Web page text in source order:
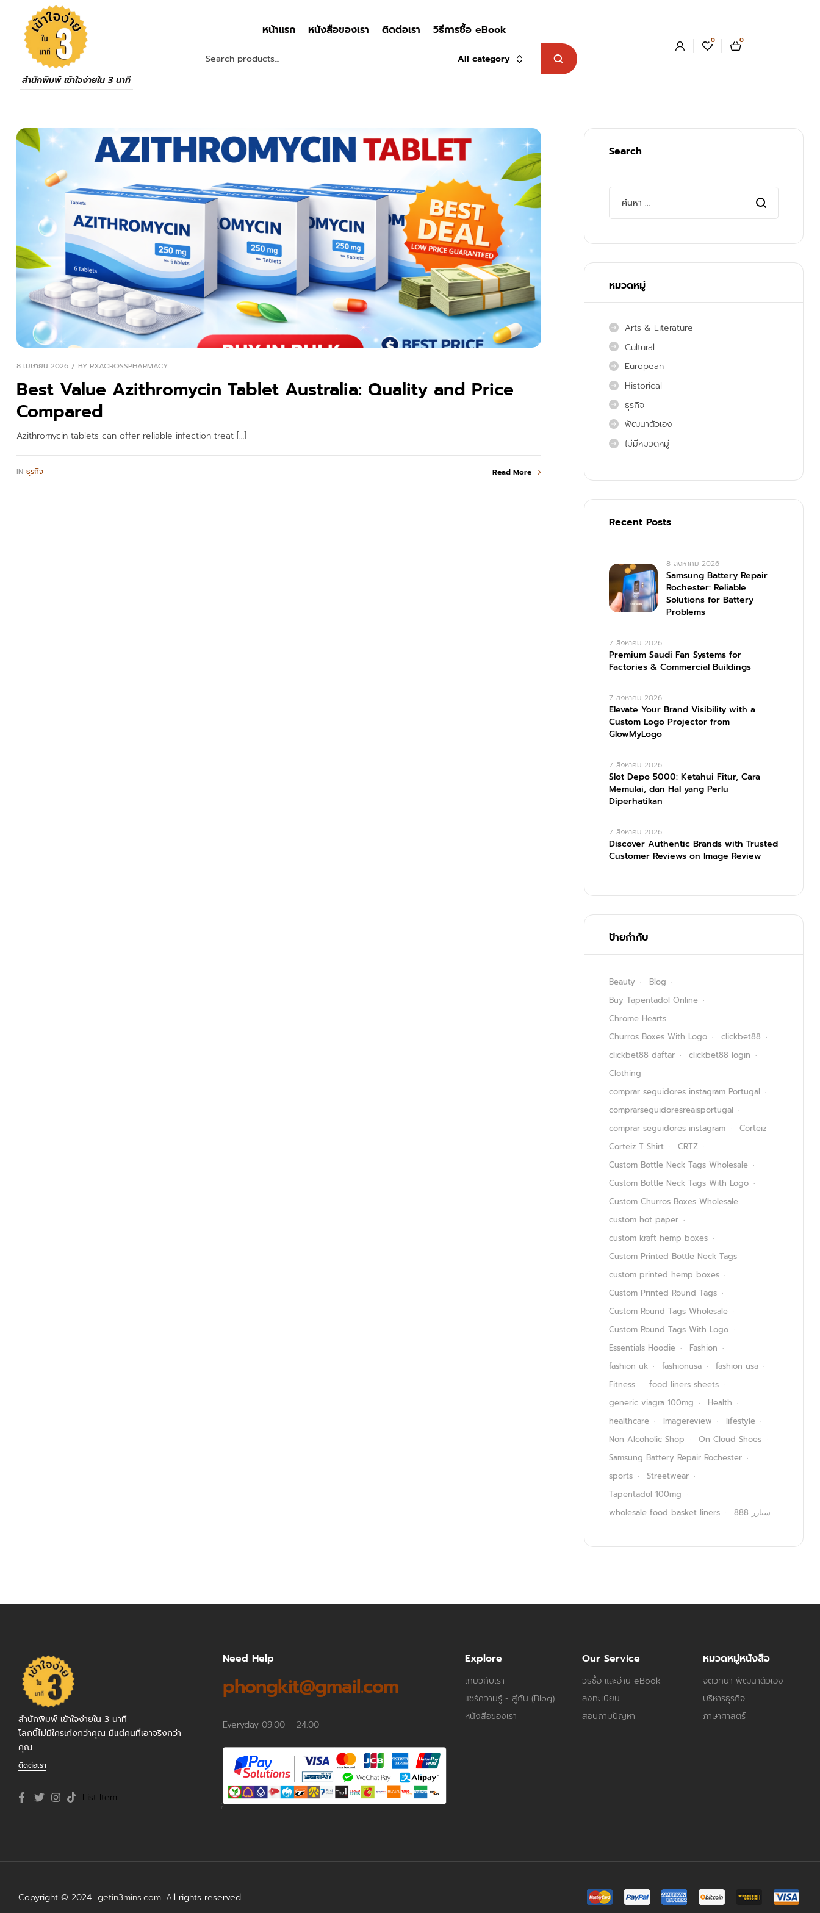
สำนักพิมพ์ เข้าใจง่ายใน 3 นาที
หน้าแรก หนังสือของเรา ติดต่อเรา วิธีการซื้อ eBook
All category
0 0
8 เมษายน 2026 BY RXACROSSPHARMACY
Best Value Azithromycin Tablet Australia: Quality and Price
Compared
Azithromycin tablets can offer reliable infection treat […]
IN ธุรกิจ Read More
Search
หมวดหมู่
Arts & Literature
Cultural
European
Historical
ธุรกิจ
พัฒนาตัวเอง
ไม่มีหมวดหมู่
Recent Posts
8 สิงหาคม 2026
Samsung Battery Repair
Rochester: Reliable
Solutions for Battery
Problems
7 สิงหาคม 2026
Premium Saudi Fan Systems for
Factories & Commercial Buildings
7 สิงหาคม 2026
Elevate Your Brand Visibility with a
Custom Logo Projector from
GlowMyLogo
7 สิงหาคม 2026
Slot Depo 5000: Ketahui Fitur, Cara
Memulai, dan Hal yang Perlu
Diperhatikan
7 สิงหาคม 2026
Discover Authentic Brands with Trusted
Customer Reviews on Image Review
ป้ายกำกับ
Beauty
Blog
Buy Tapentadol Online
Chrome Hearts
Churros Boxes With Logo
clickbet88
clickbet88 daftar
clickbet88 login
Clothing
comprar seguidores instagram Portugal
comprarseguidoresreaisportugal
comprar seguidores instagram
Corteiz
Corteiz T Shirt
CRTZ
Custom Bottle Neck Tags Wholesale
Custom Bottle Neck Tags With Logo
Custom Churros Boxes Wholesale
custom hot paper
custom kraft hemp boxes
Custom Printed Bottle Neck Tags
custom printed hemp boxes
Custom Printed Round Tags
Custom Round Tags Wholesale
Custom Round Tags With Logo
Essentials Hoodie
Fashion
fashion uk
fashionusa
fashion usa
Fitness
food liners sheets
generic viagra 100mg
Health
healthcare
Imagereview
lifestyle
Non Alcoholic Shop
On Cloud Shoes
Samsung Battery Repair Rochester
sports
Streetwear
Tapentadol 100mg
wholesale food basket liners
ستارز 888
สำนักพิมพ์ เข้าใจง่ายใน 3 นาที
โลกนี้ไม่มีใครเก่งกว่าคุณ มีแต่คนที่เอาจริงกว่า
คุณ
ติดต่อเรา
List Item
Need Help
phongkit@gmail.com
Everyday 09.00 – 24.00
Explore
เกี่ยวกับเรา
แชร์ความรู้ - สู่กัน (Blog)
หนังสือของเรา
Our Service
วิธีซื้อ และอ่าน eBook
ลงทะเบียน
สอบถามปัญหา
หมวดหมู่หนังสือ
จิตวิทยา พัฒนาตัวเอง
บริหารธุรกิจ
ภาษาศาสตร์
Copyright © 2024 getin3mins.com. All rights reserved.